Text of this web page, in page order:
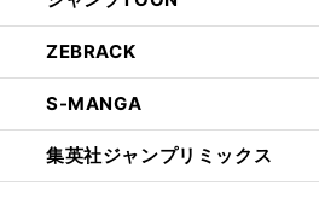
ZEBRACK
S-MANGA
集英社ジャンプリミックス